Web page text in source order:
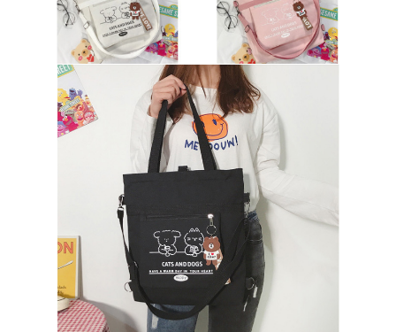
Hinterlass eine Nachricht
Wir rufen Sie bald zurück!